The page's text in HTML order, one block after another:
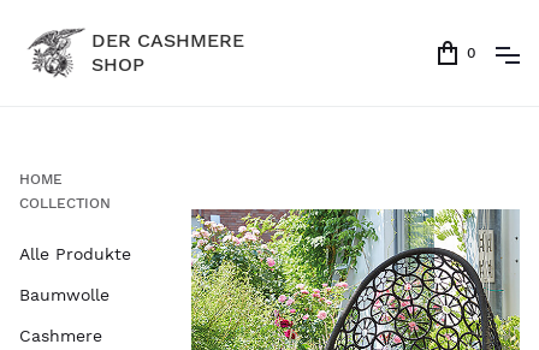
DER CASHMERE
SHOP
0
HOME
COLLECTION
Alle Produkte
Baumwolle
Cashmere